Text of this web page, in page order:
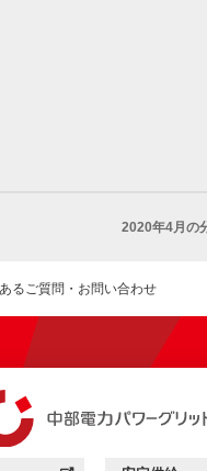
2020年4月の
るご質問・お問い合わせ